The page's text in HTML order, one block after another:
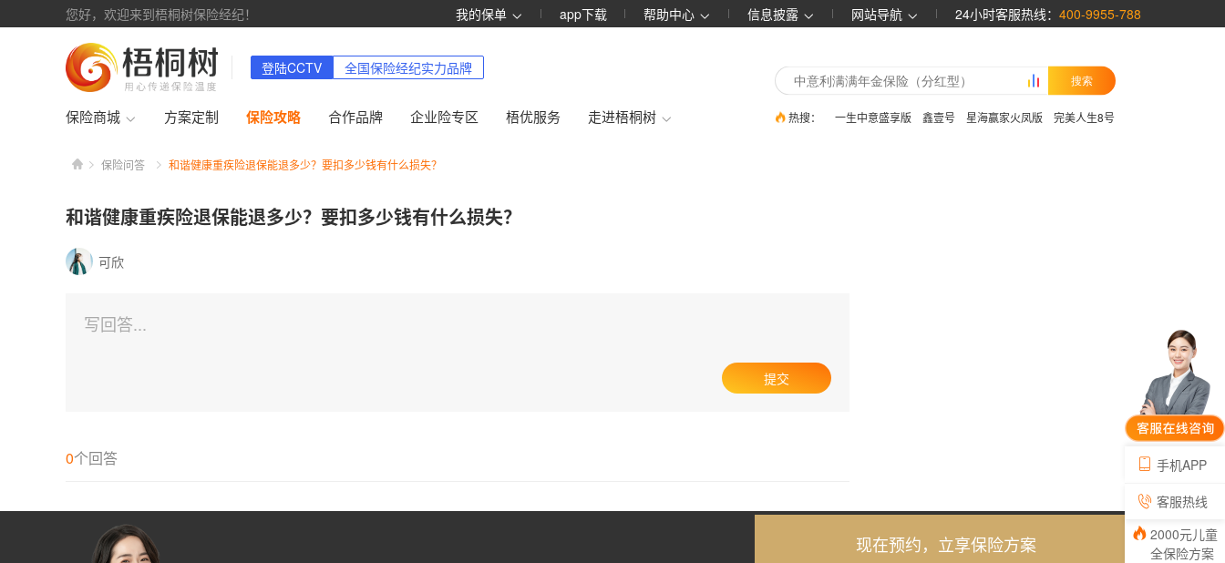
您好，欢迎来到梧桐树保险经纪！ 24小时客服热线： 400-9955-788
网站导航
信息披露
帮助中心
app下载
我的保单
登陆CCTV 全国保险经纪实力品牌
保险商城 方案定制 保险攻略 合作品牌 企业险专区 梧优服务 走进梧桐树
搜索
热搜： 一生中意盛享版 鑫壹号 星海赢家火凤版 完美人生8号
失？
保险问答 和谐健康重疾险退保能退多少？要扣多少钱有什么损失？
和谐健康重疾险退保能退多少？要扣多少钱有什么损失？
可欣
写回答...
提交
0个回答
现在预约，立享保险方案
手机APP
客服热线
2000元儿童
全保险方案